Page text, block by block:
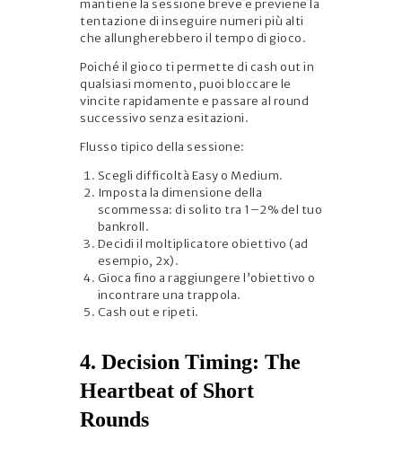
mantiene la sessione breve e previene la
tentazione di inseguire numeri più alti
che allungherebbero il tempo di gioco.
Poiché il gioco ti permette di cash out in
qualsiasi momento, puoi bloccare le
vincite rapidamente e passare al round
successivo senza esitazioni.
Flusso tipico della sessione:
Scegli difficoltà Easy o Medium.
Imposta la dimensione della
scommessa: di solito tra 1–2% del tuo
bankroll.
Decidi il moltiplicatore obiettivo (ad
esempio, 2x).
Gioca fino a raggiungere l’obiettivo o
incontrare una trappola.
Cash out e ripeti.
4. Decision Timing: The
Heartbeat of Short
Rounds